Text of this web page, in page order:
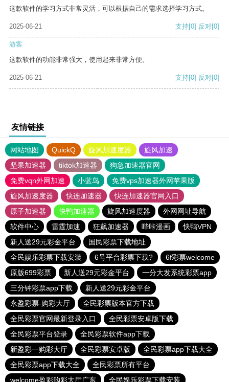
这款软件的学习方式非常灵活，可以根据自己的需求选择学习方式。
2025-06-21 支持[0] 反对[0]
游客
这款软件的功能非常强大，使用起来非常方便。
2025-06-21 支持[0] 反对[0]
友情链接
网站地图 QuickQ 旋风加速度器
旋风加速
坚果加速器
tiktok加速器
狗急加速器官网
免费vqn外网加速
小蓝鸟
免费vps加速器外网苹果版
旋风加速度器
快连加速器
快连加速器官网入口
原子加速器
快鸭加速器 旋风加速度器
外网网址导航
软件中心
雷霆加速 狂飙加速器 哔咔漫画
快鸭VPN
新人送29元彩金平台
国民彩票下载地址
全民娱乐彩票下载安装
6号平台彩票下载?
6f彩票welcome
原版699彩票
新人送29元彩金平台
一分大发系统彩票app
三分钟彩票app下载
新人送29元彩金平台
永盈彩票-购彩大厅
全民彩票版本官方下载
全民彩票官网最新登录入口
全民彩票安卓版下载
全民彩票平台登录
全民彩票软件app下载
新盈彩一购彩大厅
全民彩票安卓版
全民彩票app下载大全
全民彩票app下载大全
全民彩票所有平台
welcome盈彩购彩大厅广东
全民娱乐彩票下载安装